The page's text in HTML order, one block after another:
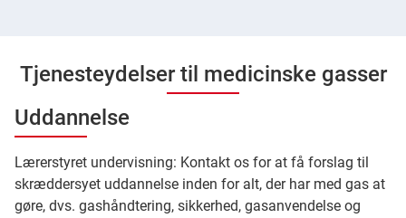
Tjenesteydelser til medicinske gasser
Uddannelse
Lærerstyret undervisning: Kontakt os for at få forslag til
skræddersyet uddannelse inden for alt, der har med gas at
gøre, dvs. gashåndtering, sikkerhed, gasanvendelse og